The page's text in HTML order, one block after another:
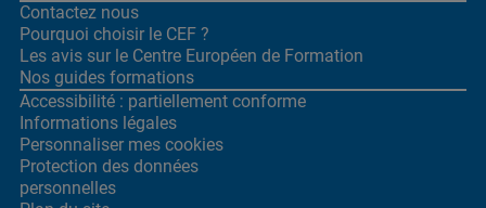
Contactez nous
Pourquoi choisir le CEF ?
Les avis sur le Centre Européen de Formation
Nos guides formations
Accessibilité : partiellement conforme
Informations légales
Personnaliser mes cookies
Protection des données
personnelles